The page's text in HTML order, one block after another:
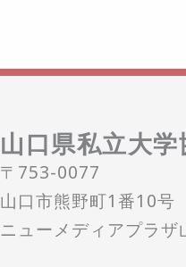
山口県私立大学
〒753-0077
山口市熊野町1番10号
ニューメディアプラザ